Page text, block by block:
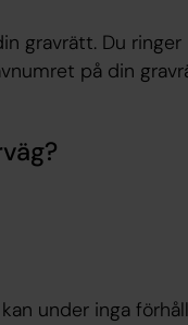
gravrätt. Du ringer
på din
under inga